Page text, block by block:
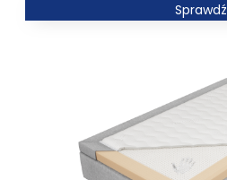
2403,00 zł
Sprawdź